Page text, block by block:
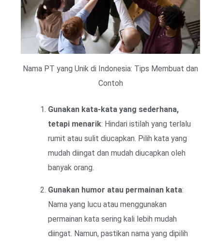
Nama PT yang Unik di Indonesia: Tips Membuat dan
Contoh
Gunakan kata-kata yang sederhana,
tetapi menarik: Hindari istilah yang terlalu
rumit atau sulit diucapkan. Pilih kata yang
mudah diingat dan mudah diucapkan oleh
banyak orang.
Gunakan humor atau permainan kata:
Nama yang lucu atau menggunakan
permainan kata sering kali lebih mudah
diingat. Namun, pastikan nama yang dipilih